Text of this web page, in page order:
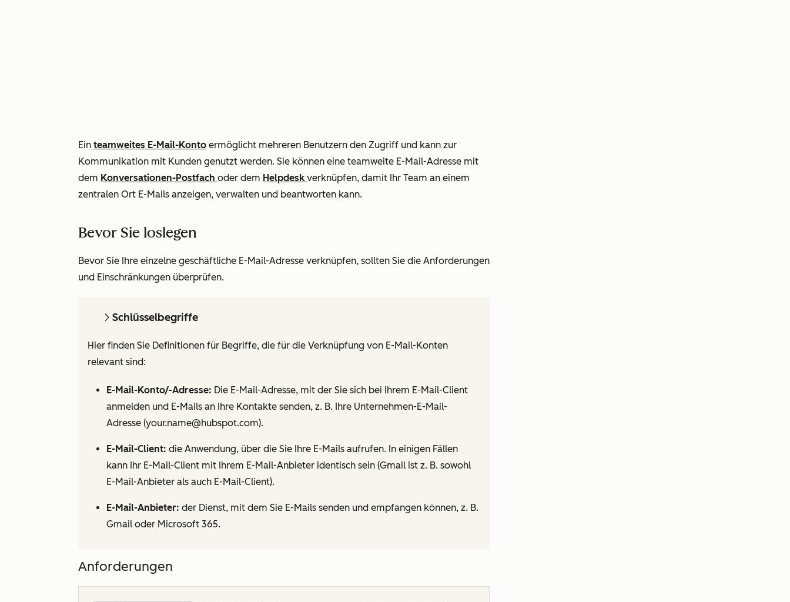
Ein teamweites E-Mail-Konto ermöglicht mehreren Benutzern den Zugriff und kann zur
Kommunikation mit Kunden genutzt werden. Sie können eine teamweite E-Mail-Adresse mit
dem Konversationen-Postfach oder dem Helpdeskverknüpfen, damit Ihr Team an einem
zentralen Ort E-Mails anzeigen, verwalten und beantworten kann.
Bevor Sie loslegen
Bevor Sie Ihre einzelne geschäftliche E-Mail-Adresse verknüpfen, sollten Sie die Anforderungen
und Einschränkungen überprüfen.
Schlüsselbegriffe
Hier finden Sie Definitionen für Begriffe, die für die Verknüpfung von E-Mail-Konten
relevant sind:
E-Mail-Konto/-Adresse: Die E-Mail-Adresse, mit der Sie sich bei Ihrem E-Mail-Client
anmelden und E-Mails an Ihre Kontakte senden, z. B. Ihre Unternehmen-E-Mail-
Adresse (your.name@hubspot.com).
E-Mail-Client: die Anwendung, über die Sie Ihre E-Mails aufrufen. In einigen Fällen
kann Ihr E-Mail-Client mit Ihrem E-Mail-Anbieter identisch sein (Gmail ist z. B. sowohl
E-Mail-Anbieter als auch E-Mail-Client).
E-Mail-Anbieter: der Dienst, mit dem Sie E-Mails senden und empfangen können, z. B.
Gmail oder Microsoft 365.
Anforderungen